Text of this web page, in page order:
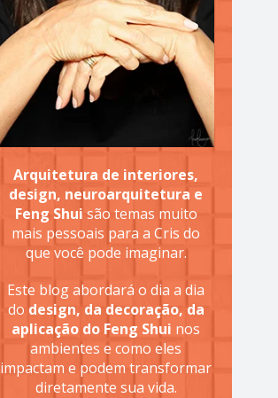
Arquitetura de interiores,
design, neuroarquitetura e
Feng Shui são temas muito
mais pessoais para a Cris do
que você pode imaginar.
Este blog abordará o dia a dia
do design, da decoração, da
aplicação do Feng Shui nos
ambientes e como eles
impactam e podem transformar
diretamente sua vida.